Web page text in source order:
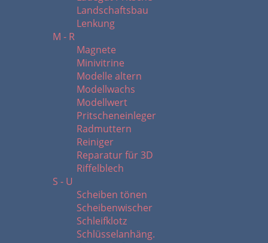
Landschaftsbau
Lenkung
M - R
Magnete
Minivitrine
Modelle altern
Modellwachs
Modellwert
Pritscheneinleger
Radmuttern
Reiniger
Reparatur für 3D
Riffelblech
S - U
Scheiben tönen
Scheibenwischer
Schleifklotz
Schlüsselanhäng.